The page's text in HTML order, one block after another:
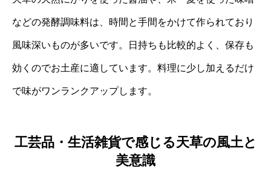
などの発酵調味料は、時間と手間をかけて作られており
風味深いものが多いです。日持ちも比較的よく、保存も
効くのでお土産に適しています。料理に少し加えるだけ
で味がワンランクアップします。
工芸品・生活雑貨で感じる天草の風土と
美意識